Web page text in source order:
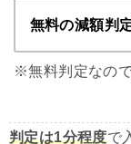
無料の減額判
※無料判定なの
判定は1分程度で